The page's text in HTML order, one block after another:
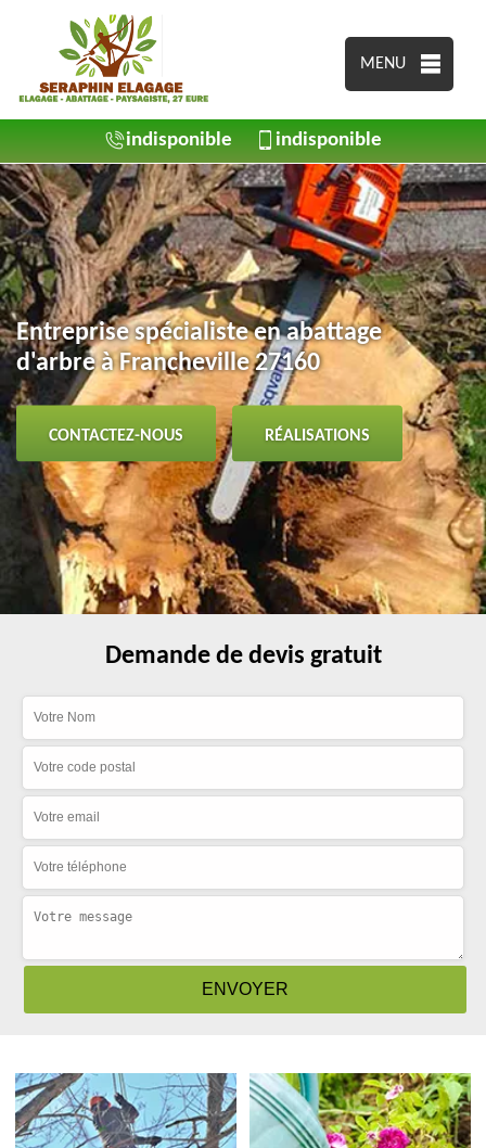
MENU
indisponible indisponible
Entreprise spécialiste en abattage
d'arbre à Francheville 27160
CONTACTEZ-NOUS RÉALISATIONS
Demande de devis gratuit